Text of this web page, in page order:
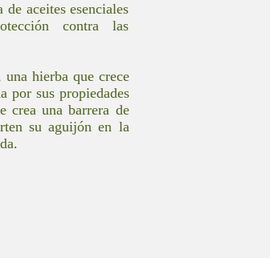
aceites esenciales
contra las
hierba que crece
por sus propiedades
crea una barrera de
su aguijón en la